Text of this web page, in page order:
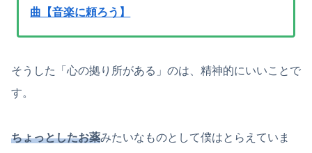
曲【音楽に頼ろう】
そうした「心の拠り所がある」のは、精神的にいいことで
す。
ちょっとしたお薬みたいなものとして僕はとらえていま